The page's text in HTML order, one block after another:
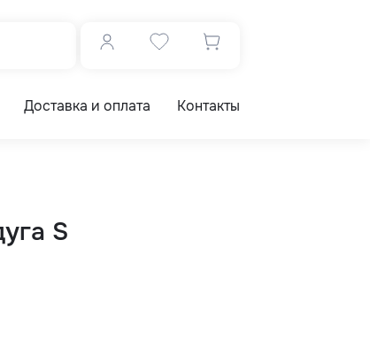
Доставка и оплата Контакты
S